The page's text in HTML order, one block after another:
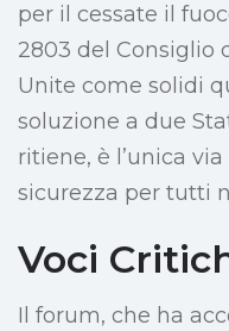
per il cessate il
2803 del Consiglio
Unite come solidi
soluzione a due
ritiene, è l’unica
sicurezza per tutti
Voci
Il forum, che ha